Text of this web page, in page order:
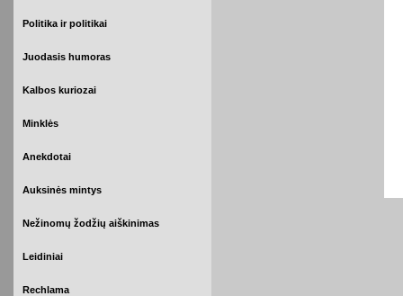
Politika ir politikai
Juodasis humoras
Kalbos kuriozai
Minklės
Anekdotai
Auksinės mintys
Nežinomų žodžių aiškinimas
Leidiniai
Rechlama